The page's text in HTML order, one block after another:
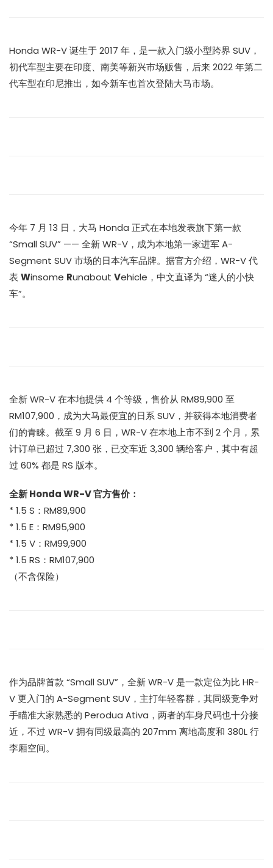
Honda WR-V 诞生于 2017 年，是一款入门级小型跨界 SUV，
初代车型主要在印度、南美等新兴市场贩售，后来 2022 年第二
代车型在印尼推出，如今新车也首次登陆大马市场。
今年 7 月 13 日，大马 Honda 正式在本地发表旗下第一款
“Small SUV” —— 全新 WR-V，成为本地第一家进军 A-
Segment SUV 市场的日本汽车品牌。据官方介绍，WR-V 代
表Winsome Runabout Vehicle，中文直译为 “迷人的小快
车”。
全新 WR-V 在本地提供 4 个等级，售价从 RM89,900 至
RM107,900，成为大马最便宜的日系 SUV，并获得本地消费者
们的青睐。截至 9 月 6 日，WR-V 在本地上市不到 2 个月，累
计订单已超过 7,300 张，已交车近 3,300 辆给客户，其中有超
过 60% 都是 RS 版本。
全新 Honda WR-V 官方售价：
* 1.5 S：RM89,900
* 1.5 E：RM95,900
* 1.5 V：RM99,900
* 1.5 RS：RM107,900
（不含保险）
作为品牌首款 “Small SUV”，全新 WR-V 是一款定位为比 HR-
V 更入门的 A-Segment SUV，主打年轻客群，其同级竞争对
手瞄准大家熟悉的 Perodua Ativa，两者的车身尺码也十分接
近，不过 WR-V 拥有同级最高的 207mm 离地高度和 380L 行
李厢空间。